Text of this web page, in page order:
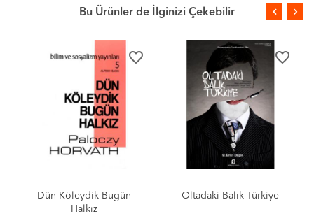
Bu Ürünler de İlginizi Çekebilir
favorite_border
Dün Köleydik Bugün
Halkız
favorite_border
Oltadaki Balık Türkiye